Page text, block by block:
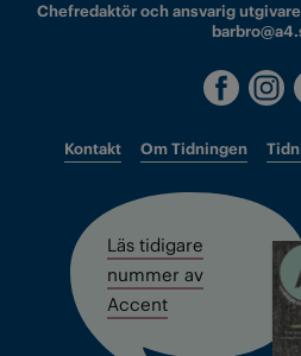
Chefredaktör och ansvarig
Kontakt Om Tidningen
Läs tidigare
nummer av
Accent